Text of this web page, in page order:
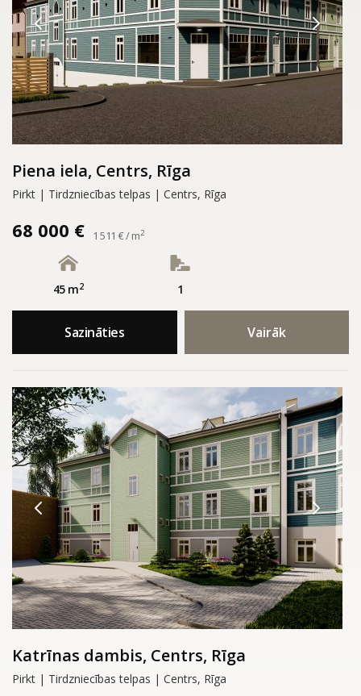
Piena iela, Centrs, Rīga
Pirkt | Tirdzniecības telpas | Centrs, Rīga
68 000 € 1 511 € / m2
45 m2 1
Sazināties Vairāk
Katrīnas dambis, Centrs, Rīga
Pirkt | Tirdzniecības telpas | Centrs, Rīga